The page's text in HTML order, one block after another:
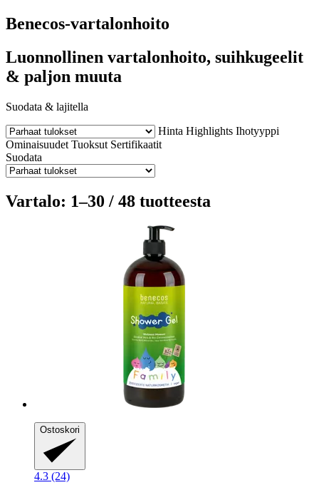
Benecos-vartalonhoito
Luonnollinen vartalonhoito, suihkugeelit
& paljon muuta
Suodata & lajitella
Hinta Highlights Ihotyyppi
Ominaisuudet Tuoksut Sertifikaatit
Suodata
Vartalo: 1–30 / 48 tuotteesta
Ostoskori
4.3 (24)